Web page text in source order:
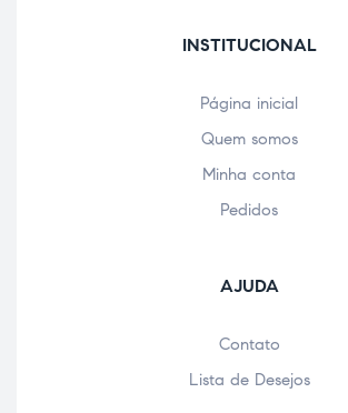
INSTITUCIONAL
Página inicial
Quem somos
Minha conta
Pedidos
AJUDA
Contato
Lista de Desejos